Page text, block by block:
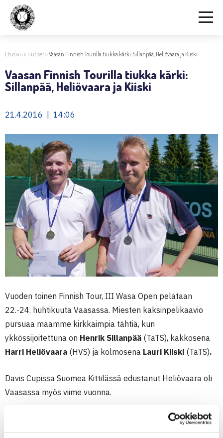
Etusivu > Uutiset>Vaasan Finnish Tourilla tiukka kärki: Sillanpää, Heliövaara ja Kiiski
Vaasan Finnish Tourilla tiukka kärki:
Sillanpää, Heliövaara ja Kiiski
21.4.2016 | 14:06
Vuoden toinen Finnish Tour, III Wasa Open pelataan
22.-24. huhtikuuta Vaasassa. Miesten kaksinpelikaavio
pursuaa maamme kirkkaimpia tähtiä, kun
ykkössijoitettuna on Henrik Sillanpää (TaTS), kakkosena
Harri Heliövaara (HVS) ja kolmosena Lauri Kiiski (TaTS).
Davis Cupissa Suomea Kittilässä edustanut Heliövaara oli
Vaasassa myös viime vuonna.
on aktiivinen kilpailunjärjestäjä, joka osaa
houkutella paikalle kovatasoisia pelaajia. On iloinen asia,